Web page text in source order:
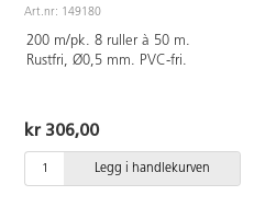
Art.nr: 149180
200 m/pk. 8 ruller à 50 m.
Rustfri, Ø0,5 mm. PVC-fri.
kr 306,00
Legg i handlekurven